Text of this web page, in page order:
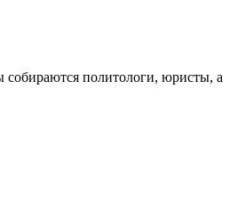
политологи, юристы, а